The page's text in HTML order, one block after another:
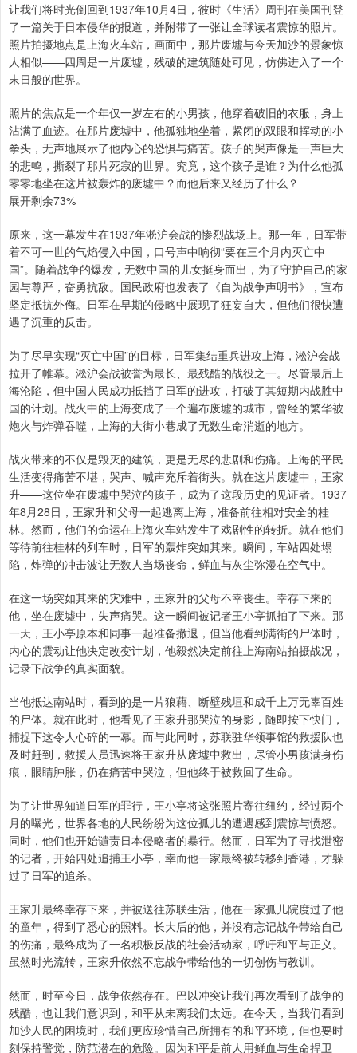
让我们将时光倒回到1937年10月4日，彼时《生活》周刊在美国刊登
了一篇关于日本侵华的报道，并附带了一张让全球读者震惊的照片。
照片拍摄地点是上海火车站，画面中，那片废墟与今天加沙的景象惊
人相似——四周是一片废墟，残破的建筑随处可见，仿佛进入了一个
末日般的世界。
照片的焦点是一个年仅一岁左右的小男孩，他穿着破旧的衣服，身上
沾满了血迹。在那片废墟中，他孤独地坐着，紧闭的双眼和挥动的小
拳头，无声地展示了他内心的恐惧与痛苦。孩子的哭声像是一声巨大
的悲鸣，撕裂了那片死寂的世界。究竟，这个孩子是谁？为什么他孤
零零地坐在这片被轰炸的废墟中？而他后来又经历了什么？
展开剩余73%
原来，这一幕发生在1937年淞沪会战的惨烈战场上。那一年，日军带
着不可一世的气焰侵入中国，口号声中响彻“要在三个月内灭亡中
国”。随着战争的爆发，无数中国的儿女挺身而出，为了守护自己的家
园与尊严，奋勇抗敌。国民政府也发表了《自为战争声明书》，宣布
坚定抵抗外侮。日军在早期的侵略中展现了狂妄自大，但他们很快遭
遇了沉重的反击。
为了尽早实现“灭亡中国”的目标，日军集结重兵进攻上海，淞沪会战
拉开了帷幕。淞沪会战被誉为最长、最残酷的战役之一。尽管最后上
海沦陷，但中国人民成功抵挡了日军的进攻，打破了其短期内战胜中
国的计划。战火中的上海变成了一个遍布废墟的城市，曾经的繁华被
炮火与炸弹吞噬，上海的大街小巷成了无数生命消逝的地方。
战火带来的不仅是毁灭的建筑，更是无尽的悲剧和伤痛。上海的平民
生活变得痛苦不堪，哭声、喊声充斥着街头。就在这片废墟中，王家
升——这位坐在废墟中哭泣的孩子，成为了这段历史的见证者。1937
年8月28日，王家升和父母一起逃离上海，准备前往相对安全的桂
林。然而，他们的命运在上海火车站发生了戏剧性的转折。就在他们
等待前往桂林的列车时，日军的轰炸突如其来。瞬间，车站四处塌
陷，炸弹的冲击波让无数人当场丧命，鲜血与灰尘弥漫在空气中。
在这一场突如其来的灾难中，王家升的父母不幸丧生。幸存下来的
他，坐在废墟中，失声痛哭。这一瞬间被记者王小亭抓拍了下来。那
一天，王小亭原本和同事一起准备撤退，但当他看到满街的尸体时，
内心的震动让他决定改变计划，他毅然决定前往上海南站拍摄战况，
记录下战争的真实面貌。
当他抵达南站时，看到的是一片狼藉、断壁残垣和成千上万无辜百姓
的尸体。就在此时，他看见了王家升那哭泣的身影，随即按下快门，
捕捉下这令人心碎的一幕。而与此同时，苏联驻华领事馆的救援队也
及时赶到，救援人员迅速将王家升从废墟中救出，尽管小男孩满身伤
痕，眼睛肿胀，仍在痛苦中哭泣，但他终于被救回了生命。
为了让世界知道日军的罪行，王小亭将这张照片寄往纽约，经过两个
月的曝光，世界各地的人民纷纷为这位孤儿的遭遇感到震惊与愤怒。
同时，他们也开始谴责日本侵略者的暴行。然而，日军为了寻找泄密
的记者，开始四处追捕王小亭，幸而他一家最终被转移到香港，才躲
过了日军的追杀。
王家升最终幸存下来，并被送往苏联生活，他在一家孤儿院度过了他
的童年，得到了悉心的照料。长大后的他，并没有忘记战争带给自己
的伤痛，最终成为了一名积极反战的社会活动家，呼吁和平与正义。
虽然时光流转，王家升依然不忘战争带给他的一切创伤与教训。
然而，时至今日，战争依然存在。巴以冲突让我们再次看到了战争的
残酷，也让我们意识到，和平从未离我们太远。在今天，当我们看到
加沙人民的困境时，我们更应珍惜自己所拥有的和平环境，但也要时
刻保持警觉，防范潜在的危险。因为和平是前人用鲜血与生命捍卫